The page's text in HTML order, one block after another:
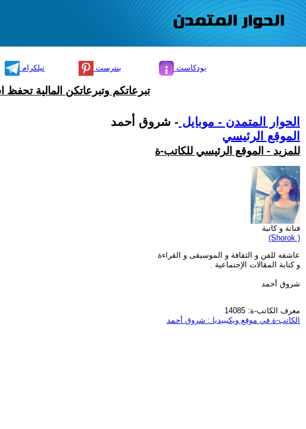
تيلكرام بنترست بودكاست
تبرعاتكم وتبرعاتكن المالية
الحوار المتمدن - موبايل - شروق أحمد
الموقع الرئيسي
للمزيد - الموقع الرئيسي للكاتب-ة
فنانة و كاتبة
(Shorok )
عاشقه للفن و الثقافة و الموسيقى و القراءة
و كتابة المقالات الإجتماعية .
شروق أحمد
معرف الكاتب-ة: 14085
الكاتب-ة في موقع ويكيبيديا : شروق أحمد